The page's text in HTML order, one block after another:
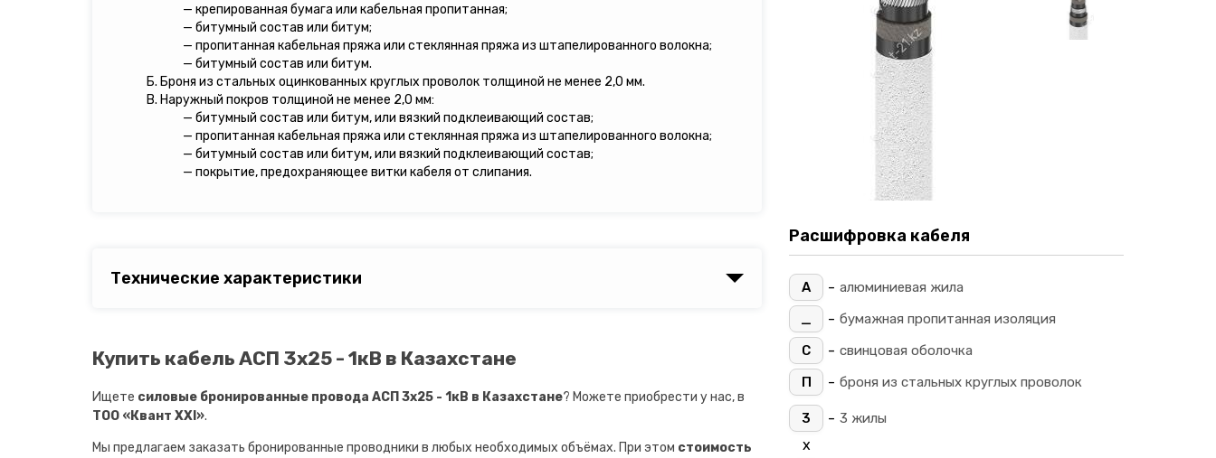
— крепированная бумага или кабельная пропитанная;
— битумный состав или битум;
— пропитанная кабельная пряжа или стеклянная пряжа из штапелированного волокна;
— битумный состав или битум.
Б. Броня из стальных оцинкованных круглых проволок толщиной не менее 2,0 мм.
В. Наружный покров толщиной не менее 2,0 мм:
— битумный состав или битум, или вязкий подклеивающий состав;
— пропитанная кабельная пряжа или стеклянная пряжа из штапелированного волокна;
— битумный состав или битум, или вязкий подклеивающий состав;
— покрытие, предохраняющее витки кабеля от слипания.
Технические характеристики
Купить кабель АСП 3х25 - 1кВ в Казахстане
Ищете силовые бронированные провода АСП 3х25 - 1кВ в Казахстане? Можете приобрести у нас, в
ТОО «Квант XXI».
Мы предлагаем заказать бронированные проводники в любых необходимых объёмах. При этом стоимость
Расшифровка кабеля
А - алюминиевая жила
_
- бумажная пропитанная изоляция
С
- свинцовая оболочка
П
- броня из стальных круглых проволок
3 - 3 жилы
х